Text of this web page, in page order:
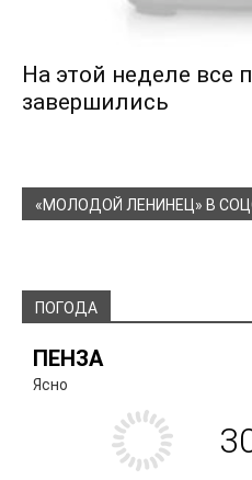
На этой неделе все
завершились
«МОЛОДОЙ ЛЕНИНЕЦ» В
ПОГОДА
ПЕНЗА
Ясно